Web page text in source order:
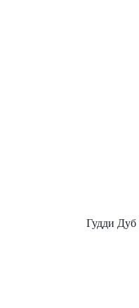
Гудди